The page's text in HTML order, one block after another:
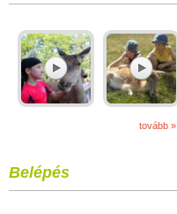
tovább »
Belépés